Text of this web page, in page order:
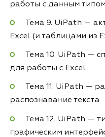
работы с данным типом
Тема 9. UiPath —
Excel (и таблицами из
Тема 10. UiPath —
для работы с Excel
Тема 11. UiPath —
распознавание текста
Тема 12. UiPath —
графическим